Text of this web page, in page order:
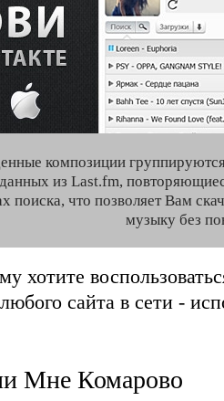
композиции
из Last.fm,
поиска, что позволяет Вам
музыку без
хотите
любого сайта в сети -
Мне Комарово